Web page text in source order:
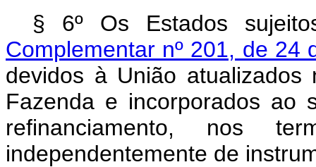
§ 6º Os Estados
Complementar nº 201, de 24
devidos à União
Fazenda e incorporados ao
refinanciamento, nos
independentemente de